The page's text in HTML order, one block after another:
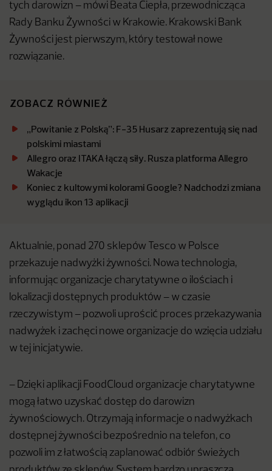
tych darowizn – mówi Beata Ciepła, przewodnicząca
Rady Banku Żywności w Krakowie. Krakowski Bank
Żywności jest pierwszym, który testował nowe
rozwiązanie.
ZOBACZ RÓWNIEŻ
„Powitanie z Polską”: F-35 Husarz zaprezentują się nad
polskimi miastami
Allegro oraz ITAKA łączą siły. Rusza platforma Allegro
Wakacje
Koniec z kultowymi kolorami Google? Nadchodzi zmiana
wyglądu ikon 13 aplikacji
Aktualnie, ponad 270 sklepów Tesco w Polsce
przekazuje nadwyżki żywności. Nowa technologia,
informując organizacje charytatywne o ilościach i
lokalizacji dostępnych produktów – w czasie
rzeczywistym – pozwoli uprościć proces przekazywania
nadwyżek i zachęci nowe organizacje do wzięcia udziału
w tej inicjatywie.
– Dzięki aplikacji FoodCloud organizacje charytatywne
mogą łatwo uzyskać dostęp do darowizn
żywnościowych. Otrzymają informacje o nadwyżkach
dostępnej żywności bezpośrednio na telefon, co
pozwoli im z łatwością zaplanować odbiór świeżych